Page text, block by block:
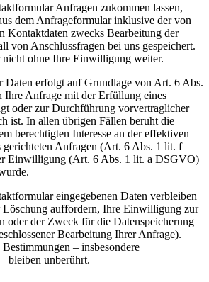
Anfragen zukommen lassen,
dem Anfrageformular inklusive der von
Kontaktdaten zwecks Bearbeitung der
von Anschlussfragen bei uns gespeichert.
ohne Ihre Einwilligung weiter.
Daten erfolgt auf Grundlage von Art. 6 Abs.
Anfrage mit der Erfüllung eines
oder zur Durchführung vorvertraglicher
ist. In allen übrigen Fällen beruht die
berechtigten Interesse an der effektiven
gerichteten Anfragen (Art. 6 Abs. 1 lit. f
Einwilligung (Art. 6 Abs. 1 lit. a DSGVO)
eingegebenen Daten verbleiben
Löschung auffordern, Ihre Einwilligung zur
oder der Zweck für die Datenspeicherung
Bearbeitung Ihrer Anfrage).
– insbesondere
bleiben unberührt.